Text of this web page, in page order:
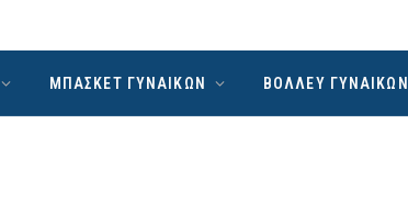
ΜΠΑΣΚΕΤ ΓΥΝΑΙΚΩΝ ΒΟΛΛΕΥ ΓΥΝΑΙΚΩΝ